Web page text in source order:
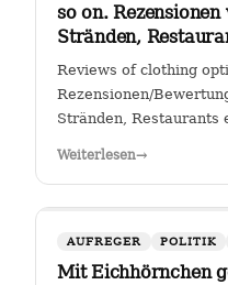
so on.
Stränden,
Reviews of clothing
Rezensionen/
Stränden, Restaurants
Weiterlesen→
AUFREGER POLITIK
Mit Eichhörnchen